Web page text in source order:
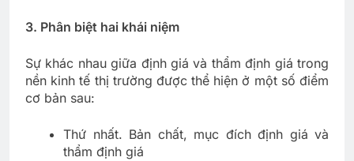
3. Phân biệt hai khái niệm
Sự khác nhau giữa định giá và thẩm định giá trong
nền kinh tế thị trường được thể hiện ở một số điểm
cơ bản sau:
Thứ nhất. Bản chất, mục đích định giá và
thẩm định giá